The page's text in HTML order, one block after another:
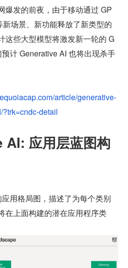
爆发的前夜，由于移动通过 GP
场景、新功能释放了新类型的
这些大型模型将激发新一轮的 G
计 Generative AI 也将出现杀手
article/generative-
detail
应用层蓝图构
用格局图，描述了为每个类别
在上面构建的潜在应用程序类